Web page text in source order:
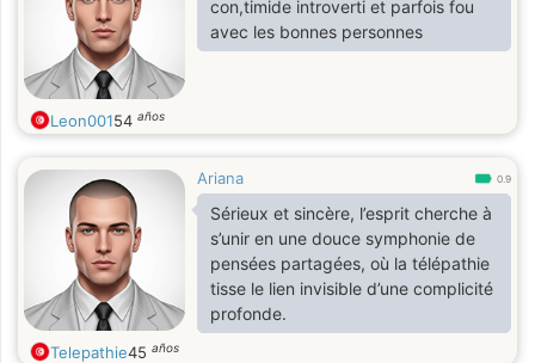
con,timide introverti et parfois fou
avec les bonnes personnes
Leon00154 años
Ariana 0.9
Sérieux et sincère, l’esprit cherche à
s’unir en une douce symphonie de
pensées partagées, où la télépathie
tisse le lien invisible d’une complicité
profonde.
Telepathie45 años